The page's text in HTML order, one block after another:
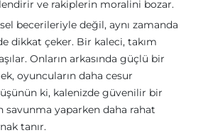
ve rakiplerin moralini bozar.
becerileriyle değil, aynı zamanda
dikkat çeker. Bir kaleci, takım
Onların arkasında güçlü bir
oyuncuların daha cesur
ki, kalenizde güvenilir bir
savunma yaparken daha rahat
tanır.